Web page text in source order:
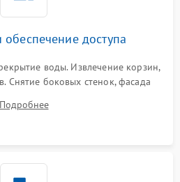
доступа
воды. Извлечение корзин,
Снятие боковых стенок, фасада
ТЭНу и сливной помпе.
Подробнее